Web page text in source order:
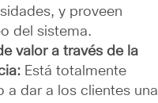
y proveen
del sistema.
valor a través de la
Está totalmente
a dar a los clientes una